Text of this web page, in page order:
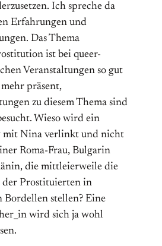
Ich spreche da
Erfahrungen und
Das Thema
ist bei queer-
Veranstaltungen so gut
präsent,
zu diesem Thema sind
Wieso wird ein
mit Nina verlinkt und nicht
Roma-Frau, Bulgarin
die mittleierweile die
Prostituierten in
Bordellen stellen? Eine
wird sich ja wohl